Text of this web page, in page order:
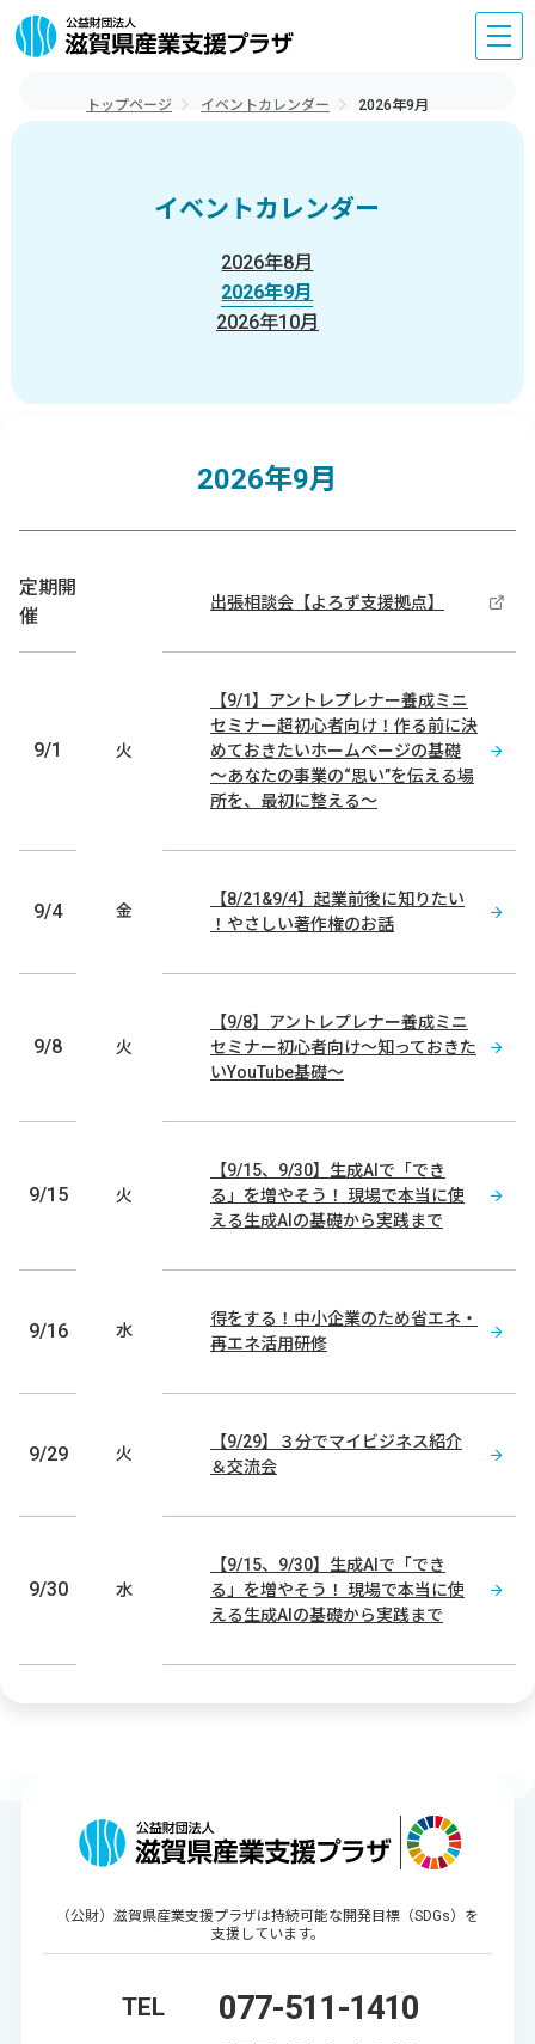
トップページ イベントカレンダー 2026年9月
イベントカレンダー
2026年8月
2026年9月
2026年10月
2026年9月
定期開
催
出張相談会【よろず支援拠点】
9/1 火
【9/1】アントレプレナー養成ミニ
セミナー超初心者向け！作る前に決
めておきたいホームページの基礎
～あなたの事業の“思い”を伝える場
所を、最初に整える～
9/4 金
【8/21&9/4】起業前後に知りたい
！やさしい著作権のお話
9/8 火
【9/8】アントレプレナー養成ミニ
セミナー初心者向け～知っておきた
いYouTube基礎～
9/15 火
【9/15、9/30】生成AIで「でき
る」を増やそう！ 現場で本当に使
える生成AIの基礎から実践まで
9/16 水
得をする！中小企業のため省エネ・
再エネ活用研修
9/29 火
【9/29】３分でマイビジネス紹介
＆交流会
9/30 水
【9/15、9/30】生成AIで「でき
る」を増やそう！ 現場で本当に使
える生成AIの基礎から実践まで
（公財）滋賀県産業支援プラザは持続可能な開発目標（SDGs）を
支援しています。
TEL 077-511-1410